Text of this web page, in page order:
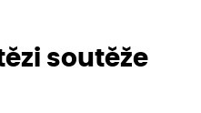
soutěže